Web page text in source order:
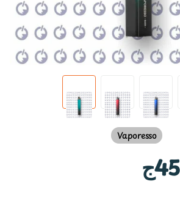
Vaporesso